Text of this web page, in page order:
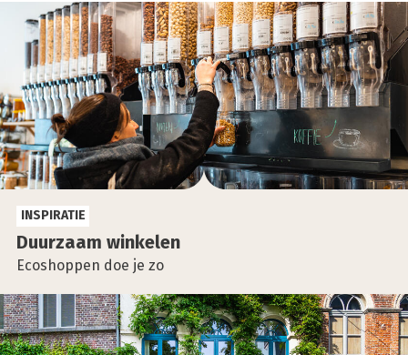
Duur­zaam win­ke­len
Ecoshoppen doe je zo
INSPIRATIE